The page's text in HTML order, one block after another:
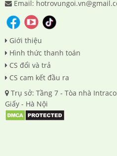
Email:
Giới thiệu
Hình thức thanh toán
CS đổi và trả
CS cam kết đầu ra
Trụ sở: Tầng 7 - Tòa nhà
Giấy - Hà Nội